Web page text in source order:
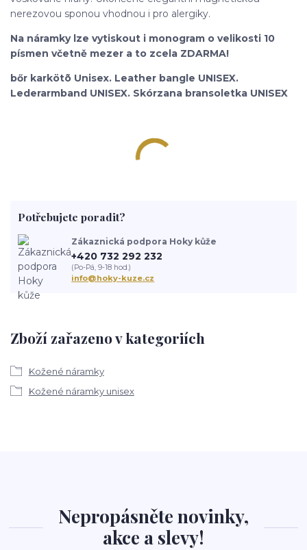
nerezovou sponou vhodnou i pro alergiky.
Na náramky lze vytiskout i monogram o velikosti 10
písmen včetně mezer a to zcela ZDARMA!
bőr karkötõ Unisex. Leather bangle UNISEX.
Lederarmband UNISEX. Skórzana bransoletka UNISEX
Zboží zařazeno v kategoriích
Kožené náramky
Kožené náramky unisex
Potřebujete poradit?
Zákaznická podpora Hoky kůže
+420 732 292 232
(Po-Pá, 9-18 hod.)
info@hoky-kuze.cz
Nepropásněte novinky,
akce a slevy!